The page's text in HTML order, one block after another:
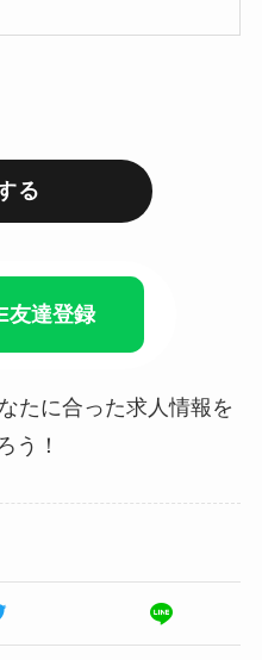
る
友達登録
たに合った求人情報を
う！